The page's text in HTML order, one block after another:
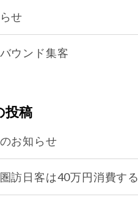
せ
ウンド集客
投稿
お知らせ
訪日客は40万円消費する